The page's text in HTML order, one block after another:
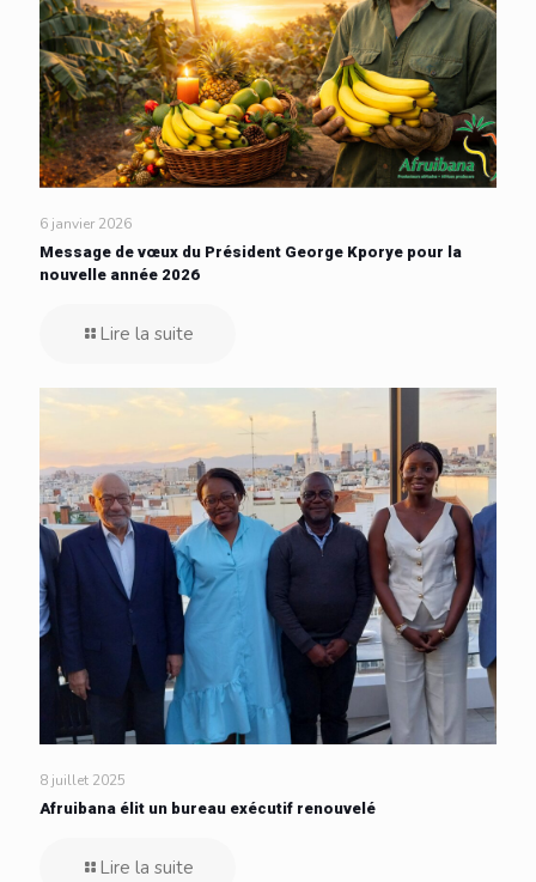
6 janvier 2026
Message de vœux du Président George Kporye pour la
nouvelle année 2026
Lire la suite
8 juillet 2025
Afruibana élit un bureau exécutif renouvelé
Lire la suite